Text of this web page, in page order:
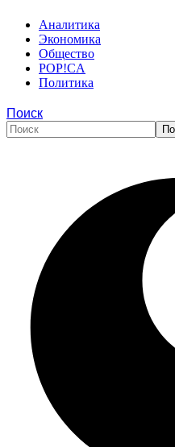
Аналитика
Экономика
Общество
POP!CA
Политика
Поиск